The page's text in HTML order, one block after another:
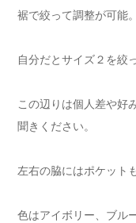
裾で絞って調整が可能。
自分だとサイズ２を絞
この辺りは個人差や好
聞きください。
左右の脇にはポケット
色はアイボリー、ブル